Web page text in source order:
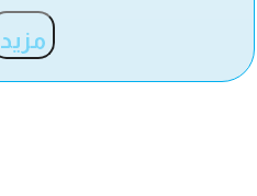
مزيد